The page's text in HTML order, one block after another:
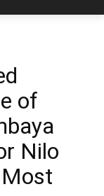
of
Nilo